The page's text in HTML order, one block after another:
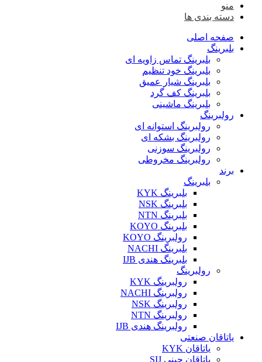
منو
دسته بندی ها
صفحه اصلی
بلبرینگ
بلبرینگ تماس زاویه ای
بلبرینگ خود تنظیم
بلبرینگ شیار عمیق
بلبرینگ کف گرد
بلبرینگ ماشینی
رولبرینگ
رولبرینگ استوانه ای
رولبرینگ بشکه ای
رولبرینگ سوزنی
رولبرینگ مخروطی
برند
بلبرینگ
بلبرینگ KYK
بلبرینگ NSK
بلبرینگ NTN
بلبرینگ KOYO
رولبرینگ KOYO
بلبرینگ NACHI
بلبرینگ هندی IJB
رولبرینگ
رولبرینگ KYK
رولبرینگ NACHI
رولبرینگ NSK
رولبرینگ NTN
رولبرینگ هندی IJB
یاتاقان صنعتی
یاتاقان KYK
یاتاقان چینی SIJ